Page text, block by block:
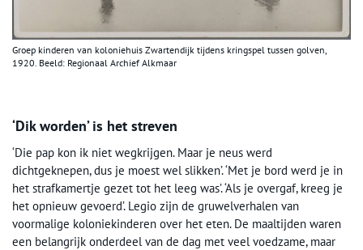
Groep kinderen van koloniehuis Zwartendijk tijdens kringspel tussen golven,
1920. Beeld: Regionaal Archief Alkmaar
‘Dik worden’ is het streven
‘Die pap kon ik niet wegkrijgen. Maar je neus werd
dichtgeknepen, dus je moest wel slikken’. ‘Met je bord werd je in
het strafkamertje gezet tot het leeg was’. ‘Als je overgaf, kreeg je
het opnieuw gevoerd’. Legio zijn de gruwelverhalen van
voormalige koloniekinderen over het eten. De maaltijden waren
een belangrijk onderdeel van de dag met veel voedzame, maar